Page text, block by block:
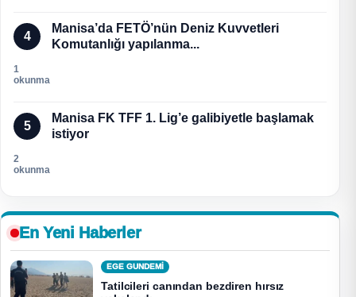
4
Manisa’da FETÖ’nün Deniz Kuvvetleri
Komutanlığı yapılanma...
1
okunma
5
Manisa FK TFF 1. Lig’e galibiyetle başlamak
istiyor
2
okunma
En Yeni Haberler
EGE GUNDEMİ
Tatilcileri canından bezdiren hırsız